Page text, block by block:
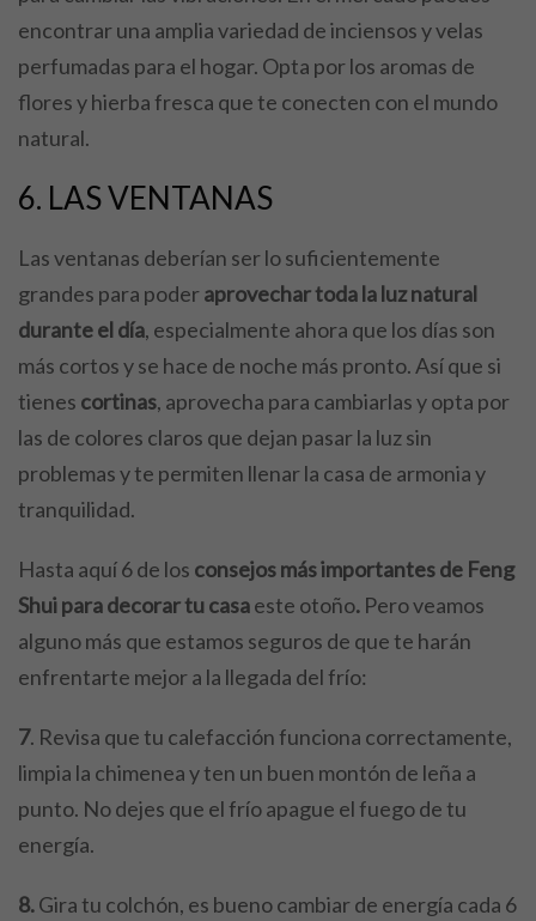
encontrar una amplia variedad de inciensos y velas
perfumadas para el hogar. Opta por los aromas de
flores y hierba fresca que te conecten con el mundo
natural.
6. LAS VENTANAS
Las ventanas deberían ser lo suficientemente
grandes para poderaprovechar toda la luz natural
durante el día, especialmente ahora que los días son
más cortos y se hace de noche más pronto. Así que si
tienes cortinas, aprovecha para cambiarlas y opta por
las de colores claros que dejan pasar la luz sin
problemas y te permiten llenar la casa de armonia y
tranquilidad.
Hasta aquí 6 de los consejos más importantes de Feng
Shui para decorar tu casaeste otoño. Pero veamos
alguno más que estamos seguros de que te harán
enfrentarte mejor a la llegada del frío:
7. Revisa que tu calefacción funciona correctamente,
limpia la chimenea y ten un buen montón de leña a
punto. No dejes que el frío apague el fuego de tu
energía.
8.Gira tu colchón, es bueno cambiar de energía cada 6